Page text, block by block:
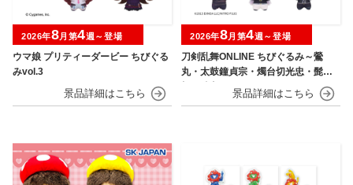
ウマ娘 プリティーダービー ちびぐる
みvol.3
2026年8月第4週～登場
刀剣乱舞ONLINE ちびぐるみ～鶯
丸・太鼓鐘貞宗・燭台切光忠・髭
2026年8月第4週～登場